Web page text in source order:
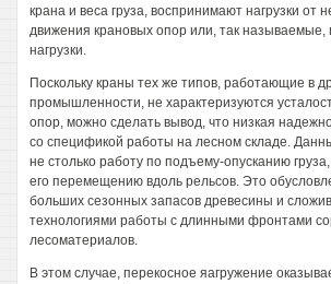
крана и веса груза, воспринимают нагрузки от
движения крановых опор или, так называемые,
нагрузки.
Поскольку краны тех же типов, работающие в
промышленности, не характеризуются
опор, можно сделать вывод, что низкая
со спецификой работы на лесном складе.
не столько работу по подъему-опусканию
его перемещению вдоль рельсов. Это
больших сезонных запасов древесины и
технологиями работы с длинными фронтами
лесоматериалов.
В этом случае, перекосное яагружение